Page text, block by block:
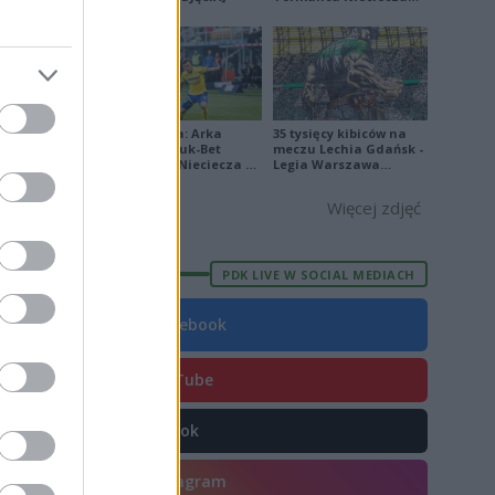
FORMA
Ekstraklasa: Arka
Gdynia - Bruk-Bet
Termalica Nieciecza 2-
35 tysięcy kibiców na
meczu Lechia Gdańsk -
Legia Warszawa
Więcej zdjęć
PDK LIVE W SOCIAL MEDIACH
Facebook
YouTube
TikTok
Instagram